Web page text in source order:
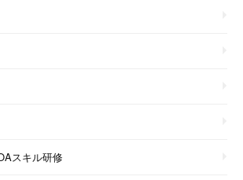
スキル研修